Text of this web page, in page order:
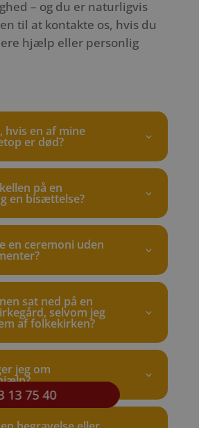
– og du er naturligvis
til at kontakte os, hvis du
hjælp eller personlig
hvis en af mine
er død?
på en
en bisættelse?
en ceremoni uden
sat ned på en
selvom jeg
af folkekirken?
jeg om
13 75 40